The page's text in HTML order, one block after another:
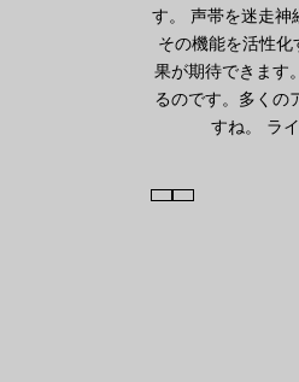
す。 声帯を迷走神
その機能を活性化
果が期待できます
るのです。多くの
すね。 ラ